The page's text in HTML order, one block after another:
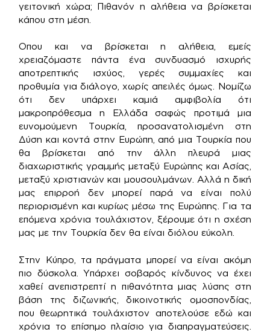
γειτονική χώρα; Πιθανόν η αλήθεια να βρίσκεται
κάπου στη μέση.
Οπου και να βρίσκεται η αλήθεια, εμείς
χρειαζόμαστε πάντα ένα συνδυασμό ισχυρής
αποτρεπτικής ισχύος, γερές συμμαχίες και
προθυμία για διάλογο, χωρίς απειλές όμως. Νομίζω
ότι δεν υπάρχει καμιά αμφιβολία ότι
μακροπρόθεσμα η Ελλάδα σαφώς προτιμά μια
ευνομούμενη Τουρκία, προσανατολισμένη στη
Δύση και κοντά στην Ευρώπη, από μια Τουρκία που
θα βρίσκεται από την άλλη πλευρά μιας
διαχωριστικής γραμμής μεταξύ Ευρώπης και Ασίας,
μεταξύ χριστιανών και μουσουλμάνων. Αλλά η δική
μας επιρροή δεν μπορεί παρά να είναι πολύ
περιορισμένη και κυρίως μέσω της Ευρώπης. Για τα
επόμενα χρόνια τουλάχιστον, ξέρουμε ότι η σχέση
μας με την Τουρκία δεν θα είναι διόλου εύκολη.
Στην Κύπρο, τα πράγματα μπορεί να είναι ακόμη
πιο δύσκολα. Υπάρχει σοβαρός κίνδυνος να έχει
χαθεί ανεπιστρεπτί η πιθανότητα μιας λύσης στη
βάση της διζωνικής, δικοινοτικής ομοσπονδίας,
που θεωρητικά τουλάχιστον αποτελούσε εδώ και
χρόνια το επίσημο πλαίσιο για διαπραγματεύσεις.